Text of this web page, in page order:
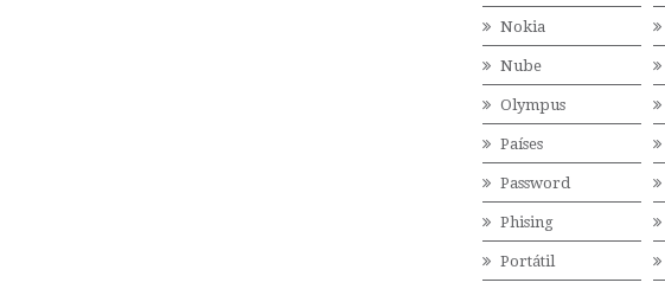
Nokia
Nube
Olympus
Países
Password
Phising
Portátil